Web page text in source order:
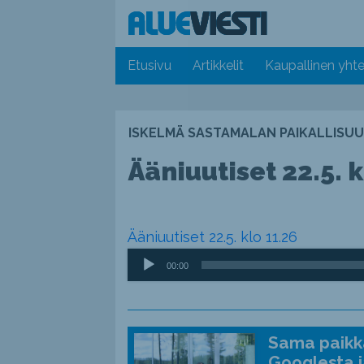
Etusivu Artikkelit Kaupallinen
ISKELMÄ SASTAMALAN
Ääniuutiset 22.5.
Ääniuutiset 22.5. klo 11.26
Äänitoistin
00:00
Sama